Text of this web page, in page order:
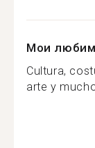
Мои
Cultura,
arte y